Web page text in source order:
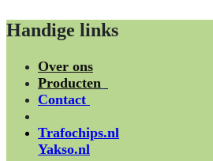
Handige links
Over ons
Producten
Contact
Trafochips.nl
Yakso.nl